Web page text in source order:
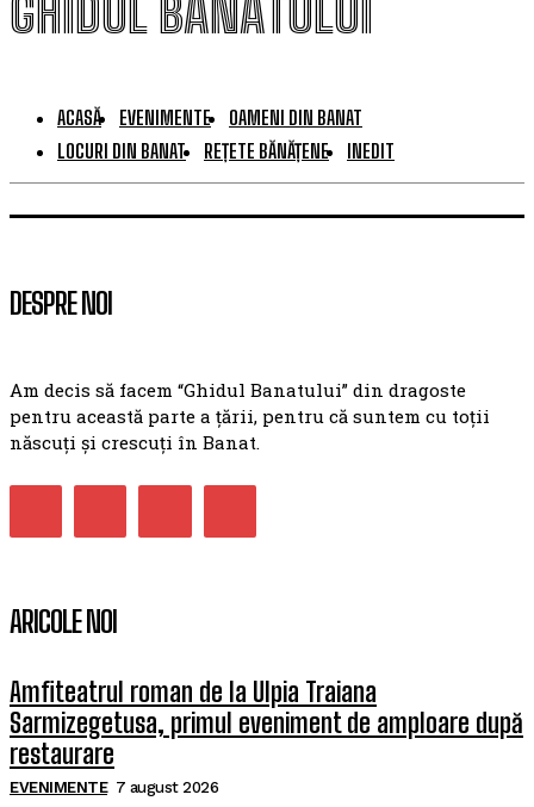
GHIDUL BANATULUI
ACASĂ EVENIMENTE
OAMENI DIN BANAT
LOCURI DIN BANAT
REȚETE BĂNĂȚENE INEDIT
DESPRE NOI
Am decis să facem “Ghidul Banatului” din dragoste
pentru această parte a țării, pentru că suntem cu toții
născuți și crescuți în Banat.
ARICOLE NOI
Amfiteatrul roman de la Ulpia Traiana
Sarmizegetusa, primul eveniment de amploare după
restaurare
EVENIMENTE 7 august 2026